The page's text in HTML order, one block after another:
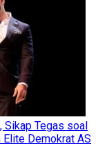
Sikap Tegas soal
Demokrat AS